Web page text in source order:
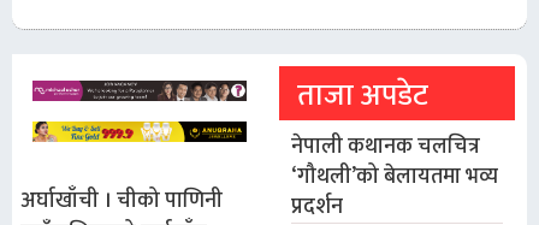
अर्घाखाँची । चीको पाणिनी
ताजा अपडेट
नेपाली कथानक चलचित्र
‘गौथली’को बेलायतमा भव्य
प्रदर्शन